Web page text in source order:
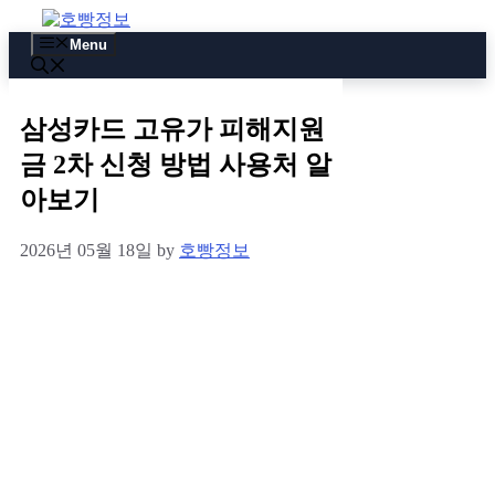
to
content
Menu
삼성카드 고유가 피해지원
금 2차 신청 방법 사용처 알
아보기
2026년 05월 18일 by 호빵정보